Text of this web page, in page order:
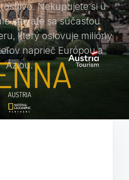
Nekupujete si u
stávate sa súčasťou
ktorý oslovuje milióny
naprieč Európou a
Áziou.